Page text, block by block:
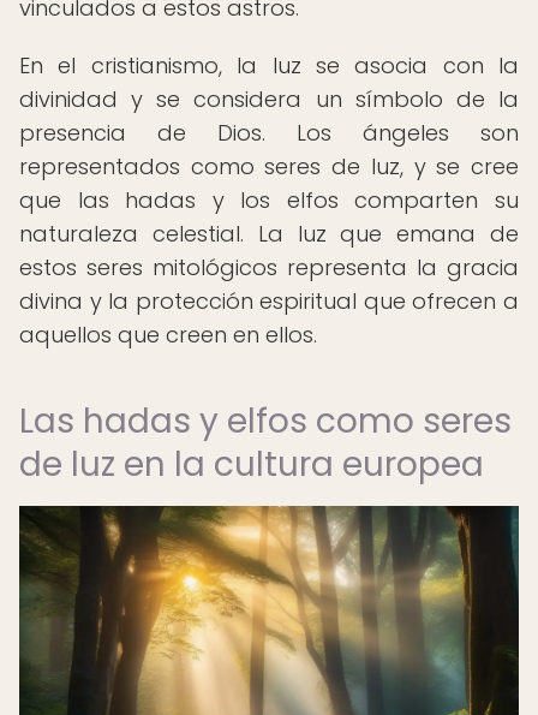
vinculados a estos astros.
En el cristianismo, la luz se asocia con la
divinidad y se considera un símbolo de la
presencia de Dios. Los ángeles son
representados como seres de luz, y se cree
que las hadas y los elfos comparten su
naturaleza celestial. La luz que emana de
estos seres mitológicos representa la gracia
divina y la protección espiritual que ofrecen a
aquellos que creen en ellos.
Las hadas y elfos como seres
de luz en la cultura europea